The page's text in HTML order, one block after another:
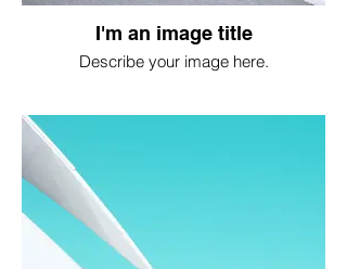
I'm an image title
Describe your image here.